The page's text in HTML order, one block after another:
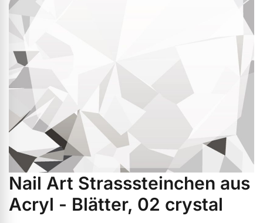
Weihnachtsmarkt anzeigen
Gel anzeigen
Farbgele anzeigen
Gel Polish anzeigen
Zum
Anfang
der
Nail Art Strasssteinchen aus
Acryl - Blätter, 02 crystal